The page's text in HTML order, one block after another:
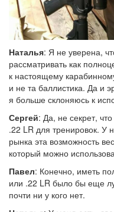
Наталья: Я не уверена,
рассматривать как
к настоящему
и не та баллистика. Да и
я больше склоняюсь к
Сергей: Да, не секрет,
.22 LR для тренировок. У
рынка эта возможность
который можно
Павел: Конечно, иметь
или .22 LR было бы еще
почти ни у кого нет.